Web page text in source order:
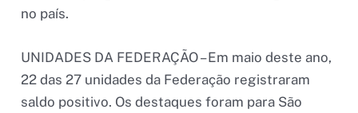
no país.
UNIDADES DA FEDERAÇÃO – Em maio deste ano,
22 das 27 unidades da Federação registraram
saldo positivo. Os destaques foram para São